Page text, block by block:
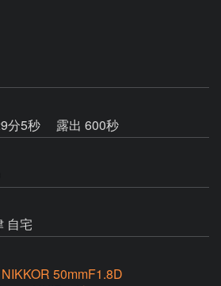
分5秒
露出 600秒
自宅
50mmF1.8D